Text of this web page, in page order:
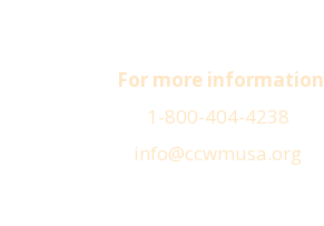
For more information
1-800-404-4238
info@ccwmusa.org